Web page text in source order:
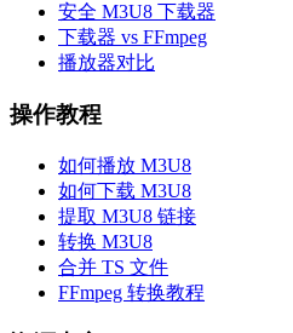
安全 M3U8 下载器
下载器 vs FFmpeg
播放器对比
操作教程
如何播放 M3U8
如何下载 M3U8
提取 M3U8 链接
转换 M3U8
合并 TS 文件
FFmpeg 转换教程